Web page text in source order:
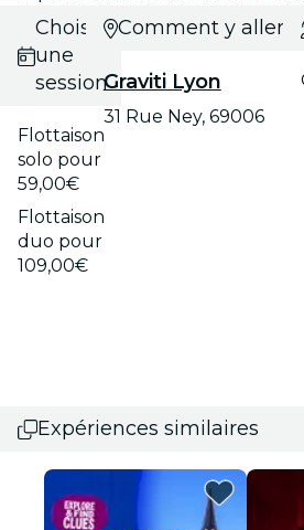
Choisis
une
session
Flottaison
solo pour
59,00€
Flottaison
duo pour
109,00€
Comment y aller ?
Graviti Lyon
31 Rue Ney, 69006
Expériences similaires